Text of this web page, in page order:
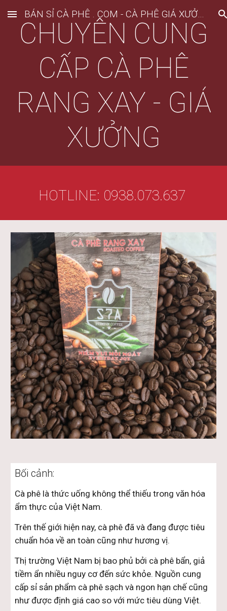
Skip to main content Skip to navigation
BÁN SỈ CÀ PHÊ . COM - CÀ PHÊ GIÁ XƯỞNG
CHUYÊN CUNG
CẤP CÀ PHÊ
RANG XAY - GIÁ
XƯỞNG
HOTLINE: 0938.073.637
Bối cảnh:
Cà phê là thức uống không thể thiếu trong văn hóa
ẩm thực của Việt Nam.
Trên thế giới hiện nay, cà phê đã và đang được tiêu
chuẩn hóa về an toàn cũng như hương vị.
Thị trường Việt Nam bị bao phủ bởi cà phê bẩn, giả
tiềm ẩn nhiều nguy cơ đến sức khỏe. Nguồn cung
cấp sỉ sản phẩm cà phê sạch và ngon hạn chế cũng
như được định giá cao so với mức tiêu dùng Việt.